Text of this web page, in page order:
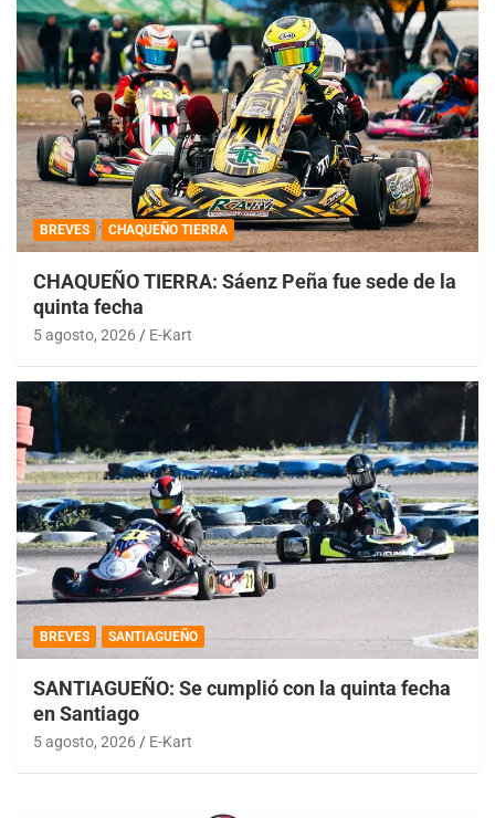
BREVES CHAQUEÑO TIERRA
CHAQUEÑO TIERRA: Sáenz Peña fue sede de la
quinta fecha
5 agosto, 2026 E-Kart
BREVES SANTIAGUEÑO
SANTIAGUEÑO: Se cumplió con la quinta fecha
en Santiago
5 agosto, 2026 E-Kart